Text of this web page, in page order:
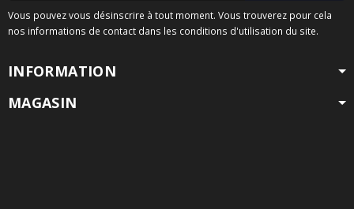
Vous pouvez vous désinscrire à tout moment. Vous trouverez pour cela
nos informations de contact dans les conditions d'utilisation du site.
INFORMATION
MAGASIN